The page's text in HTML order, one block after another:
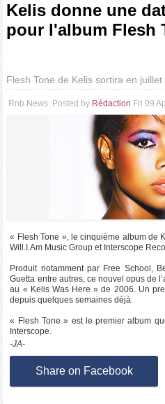
Kelis donne une
pour l'album Flesh
Flesh Tone de Kelis sortira en juillet
Rnb News Posted by Rédaction Fri 09
« Flesh Tone », le cinquième album de
Will.I.Am Music Group et Interscope
Produit notamment par Free School,
Guetta entre autres, ce nouvel opus de
au « Kelis Was Here » de 2006. Un
depuis quelques semaines déjà.
« Flesh Tone » est le premier album
Interscope.
-JA-
Share on Facebook